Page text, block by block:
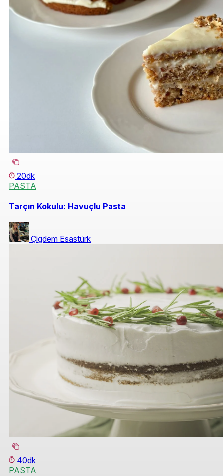
20dk
PASTA
Tarçın Kokulu: Havuçlu Pasta
Çigdem Esastürk
40dk
PASTA